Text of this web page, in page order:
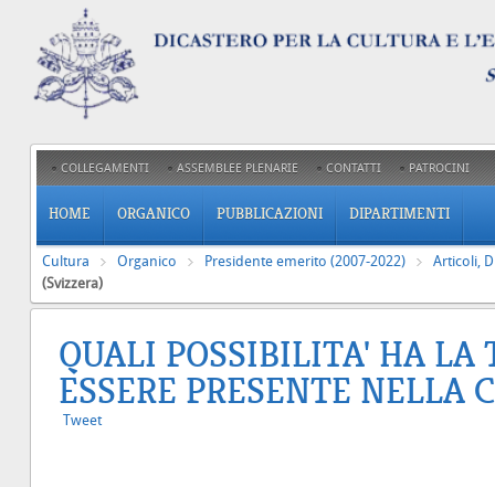
COLLEGAMENTI ASSEMBLEE PLENARIE CONTATTI PATROCINI
HOME ORGANICO PUBBLICAZIONI DIPARTIMENTI
Cultura Organico Presidente emerito (2007-2022)
Articoli,
(Svizzera)
QUALI POSSIBILITA' HA LA
ESSERE PRESENTE NELLA
Tweet